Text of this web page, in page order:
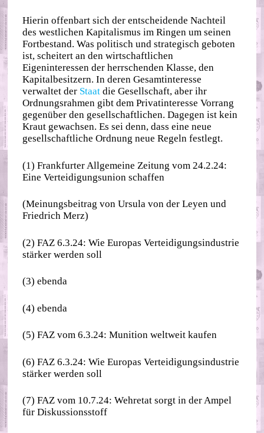
Hierin offenbart sich der entscheidende Nachteil
des westlichen Kapitalismus im Ringen um seinen
Fortbestand. Was politisch und strategisch geboten
ist, scheitert an den wirtschaftlichen
Eigeninteressen der herrschenden Klasse, den
Kapitalbesitzern. In deren Gesamtinteresse
verwaltet der Staat die Gesellschaft, aber ihr
Ordnungsrahmen gibt dem Privatinteresse Vorrang
gegenüber den gesellschaftlichen. Dagegen ist kein
Kraut gewachsen. Es sei denn, dass eine neue
gesellschaftliche Ordnung neue Regeln festlegt.
(1) Frankfurter Allgemeine Zeitung vom 24.2.24:
Eine Verteidigungsunion schaffen
(Meinungsbeitrag von Ursula von der Leyen und
Friedrich Merz)
(2) FAZ 6.3.24: Wie Europas Verteidigungsindustrie
stärker werden soll
(3) ebenda
(4) ebenda
(5) FAZ vom 6.3.24: Munition weltweit kaufen
(6) FAZ 6.3.24: Wie Europas Verteidigungsindustrie
stärker werden soll
(7) FAZ vom 10.7.24: Wehretat sorgt in der Ampel
für Diskussionsstoff